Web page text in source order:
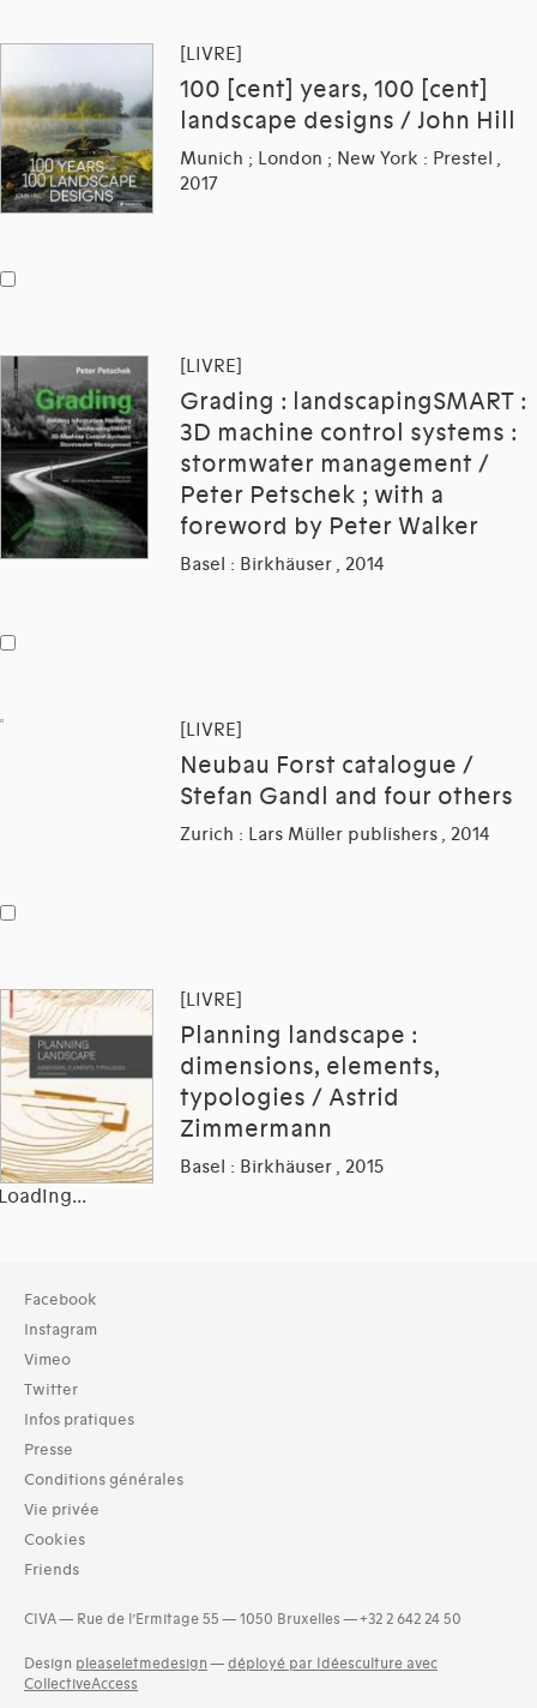
[LIVRE]
100 [cent] years, 100 [cent]
landscape designs / John Hill
Munich ; London ; New York : Prestel ,
2017
[LIVRE]
Grading : landscapingSMART :
3D machine control systems :
stormwater management /
Peter Petschek ; with a
foreword by Peter Walker
Basel : Birkhäuser , 2014
[LIVRE]
Neubau Forst catalogue /
Stefan Gandl and four others
Zurich : Lars Müller publishers , 2014
[LIVRE]
Planning landscape :
dimensions, elements,
typologies / Astrid
Zimmermann
Basel : Birkhäuser , 2015
Collection
Bibliothèque (1344)
Typologies documents
Livres (1344)
Langues
Néerlandais (237)
Tchèque (1)
Turc (1)
2010 (248)
2012 (238)
Facebook
Instagram
Vimeo
Twitter
Infos pratiques
Presse
Conditions générales
Vie privée
Cookies
Friends
CIVA — Rue de l’Ermitage 55 — 1050 Bruxelles — +32 2 642 24 50
Design pleaseletmedesign — déployé par Idéesculture avec
CollectiveAccess